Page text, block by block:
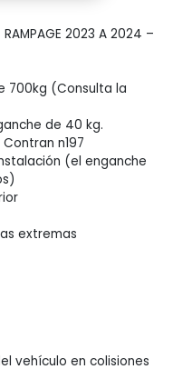
2023 A 2024 –
700kg (Consulta la
de 40 kg.
n197
(el enganche
extremas
vehículo en colisiones